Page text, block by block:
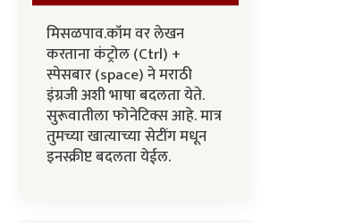
मिसळपाव.कॉम वर लेखन
करताना कंट्रोल (Ctrl) +
स्पेसबार (space) ने मराठी
इंग्रजी अशी भाषा बदलता येते.
सुरूवातीला फोनेटिक्स आहे. मात्र
तुमच्या खात्याच्या सेटींग मधून
इनस्क्रीप्ट बदलता येईल.